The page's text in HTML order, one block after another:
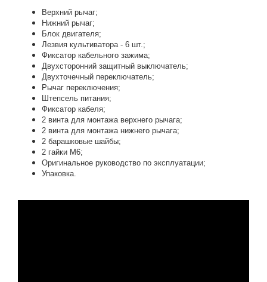
Верхний рычаг;
Нижний рычаг;
Блок двигателя;
Лезвия культиватора - 6 шт.;
Фиксатор кабельного зажима;
Двухсторонний защитный выключатель;
Двухточечный переключатель;
Рычаг переключения;
Штепсель питания;
Фиксатор кабеля;
2 винта для монтажа верхнего рычага;
2 винта для монтажа нижнего рычага;
2 барашковые шайбы;
2 гайки М6;
Оригинальное руководство по эксплуатации;
Упаковка.